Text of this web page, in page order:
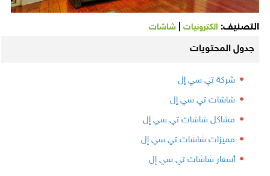
التصنيف: الكترونيات| شاشات
جدول المحتويات
شركة تي سي إل
شاشات تي سي إل
مشاكل شاشات تي سي إل
مميزات شاشات تي سي إل
أسعار شاشات تي سي إل